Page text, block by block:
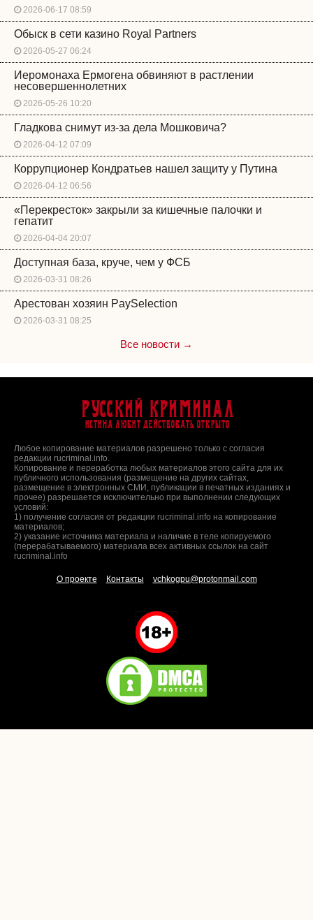
2026-06-17 08:59
Обыск в сети казино Royal Partners
2026-05-27 06:24
Иеромонаха Ермогена обвиняют в растлении
несовершеннолетних
2026-05-26 10:20
Гладкова снимут из-за дела Мошковича?
2026-04-12 07:09
Коррупционер Кондратьев нашел защиту у Путина
2026-04-12 06:56
«Перекресток» закрыли за кишечные палочки и
гепатит
2026-04-04 20:07
Доступная база, круче, чем у ФСБ
2026-03-31 08:26
Арестован хозяин PaySelection
2026-03-31 08:25
Все новости →
Русский Криминал
Истина любит действовать открыто
Любое копирование материалов разрешено только с согласия
редакции rucriminal.info.
Копирование и переработка любых материалов этого сайта для их
публичного использования (размещение на других сайтах,
размещение в электронных СМИ, публикации в печатных изданиях и
прочее) разрешается исключительно при выполнении следующих
условий:
1) получение согласия от редакции rucriminal.info на копирование
материалов;
2) указание источника материала и наличие в теле копируемого
(перерабатываемого) материала всех активных ссылок на сайт
rucriminal.info
О проекте Контакты vchkogpu@protonmail.com